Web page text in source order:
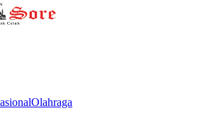
Olahraga